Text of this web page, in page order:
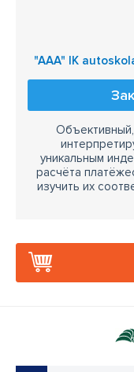
"AAA" IK
уникальным
расчёта
изучить их